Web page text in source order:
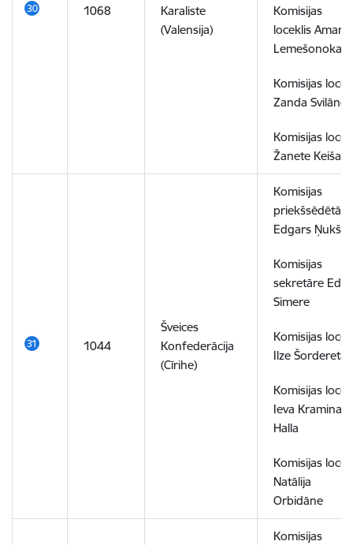
1068
Karaliste
(Valensija)
Komisijas
loceklis
Lemešonoka
Komisijas
Zanda Svilāne
Komisijas
Žanete Keiša
1044
Šveices
Konfederācija
(Cīrihe)
Komisijas
priekšsēdētājs
Edgars Ņukša
Komisijas
sekretāre Edīte
Simere
Komisijas
Ilze Šordereta
Komisijas
Ieva Kramina
Halla
Komisijas
Natālija
Orbidāne
Komisijas